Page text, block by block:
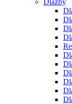
Dlažby